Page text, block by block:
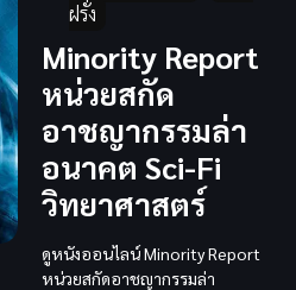
ฝรั่ง
Minority Report
หน่วยสกัด
อาชญากรรมล่า
อนาคต Sci-Fi
วิทยาศาสตร์
ดูหนังออนไลน์ Minority Report
หน่วยสกัดอาชญากรรมล่า